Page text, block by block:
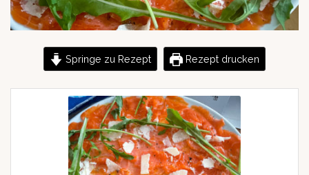
Springe zu Rezept Rezept drucken